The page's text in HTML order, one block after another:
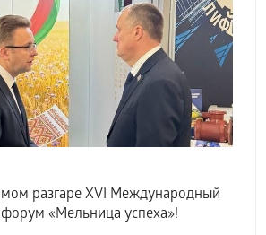
разгаре XVI Международный
«Мельница успеха»!